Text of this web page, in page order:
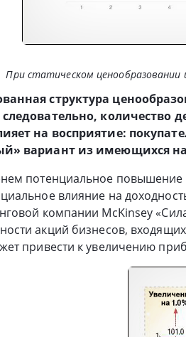
При статическом
структура
количество
на восприятие:
вариант из имеющихся
потенциальное повышение
влияние на
компании McKinsey
акций бизнесов,
привести к увеличению